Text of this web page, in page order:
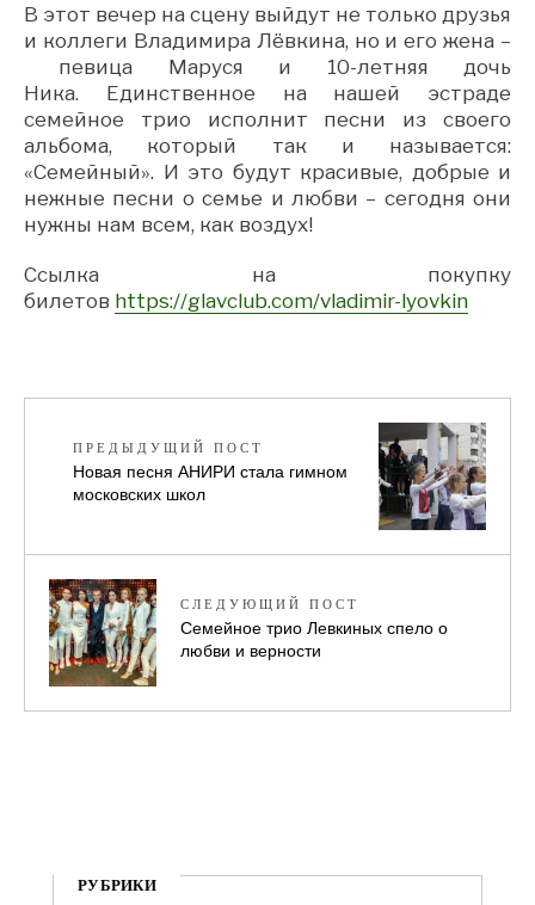
В этот вечер на сцену выйдут не только друзья
и коллеги Владимира Лёвкина, но и его жена –
певица Маруся и 10-летняя дочь
Ника. Единственное на нашей эстраде
семейное трио исполнит песни из своего
альбома, который так и называется:
«Семейный». И это будут красивые, добрые и
нежные песни о семье и любви – сегодня они
нужны нам всем, как воздух!
Ссылка на покупку
билетов https://glavclub.com/vladimir-lyovkin
ПРЕДЫДУЩИЙ ПОСТ
Новая песня АНИРИ стала гимном
московских школ
СЛЕДУЮЩИЙ ПОСТ
Семейное трио Левкиных спело о
любви и верности
РУБРИКИ